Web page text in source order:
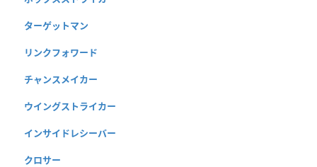
ターゲットマン
リンクフォワード
チャンスメイカー
ウイングストライカー
インサイドレシーバー
クロサー